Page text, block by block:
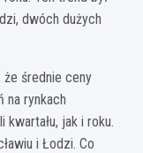
dwóch dużych
że średnie ceny
na rynkach
jak i roku.
i Łodzi. Co